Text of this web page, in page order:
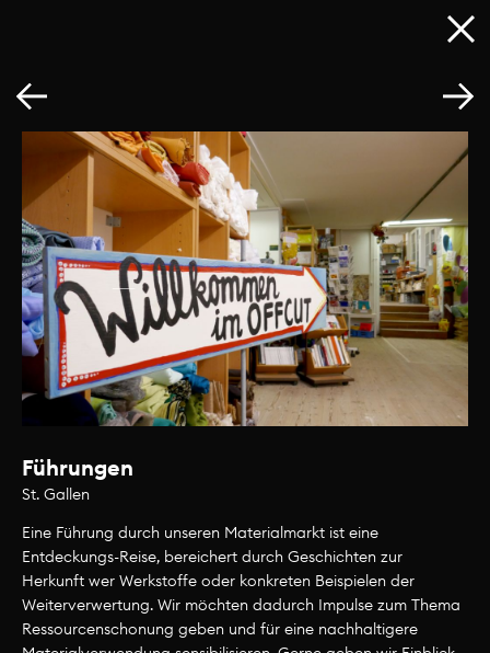
Angebote St. Gallen
Bist du auf der Suche nach neuen Impulsen?
Willst du erfahren, was kreative
Führungen
St. Gallen
Eine Führung durch unseren Materialmarkt ist eine
Entdeckungs-Reise, bereichert durch Geschichten zur
Herkunft wer Werkstoffe oder konkreten Beispielen der
Weiterverwertung. Wir möchten dadurch Impulse zum Thema
Ressourcenschonung geben und für eine nachhaltigere